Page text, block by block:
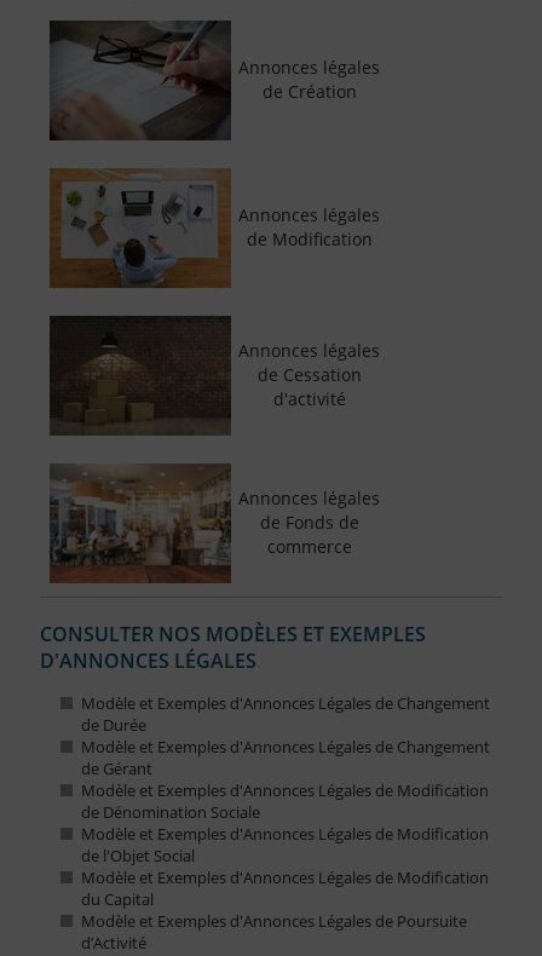
Annonces légales
de Création
Annonces légales
de Modification
Annonces légales
de Cessation
d'activité
Annonces légales
de Fonds de
commerce
CONSULTER NOS MODÈLES ET EXEMPLES
D'ANNONCES LÉGALES
Modèle et Exemples d'Annonces Légales de Changement
de Durée
Modèle et Exemples d'Annonces Légales de Changement
de Gérant
Modèle et Exemples d'Annonces Légales de Modification
de Dénomination Sociale
Modèle et Exemples d'Annonces Légales de Modification
de l'Objet Social
Modèle et Exemples d'Annonces Légales de Modification
du Capital
Modèle et Exemples d'Annonces Légales de Poursuite
d’Activité